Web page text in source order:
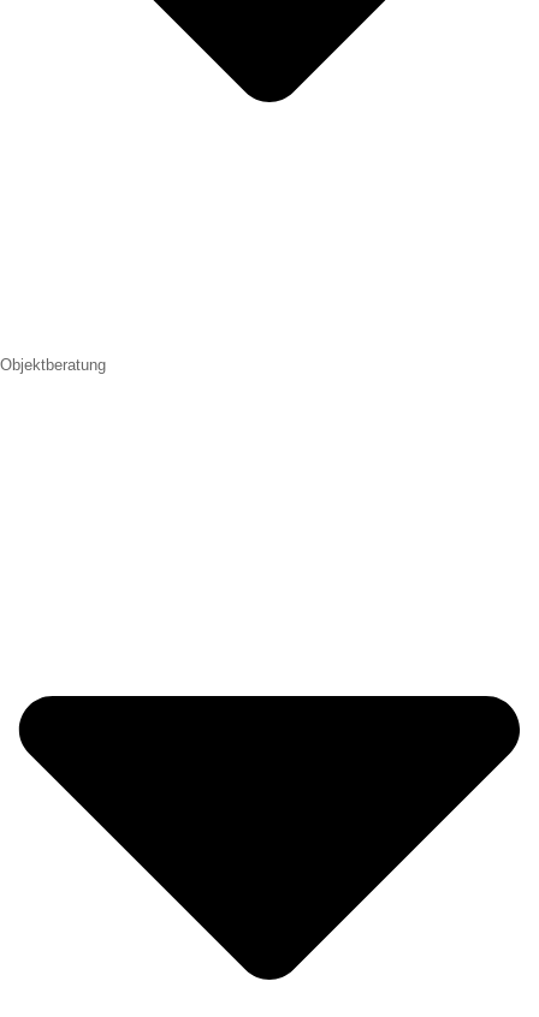
Objektberatung